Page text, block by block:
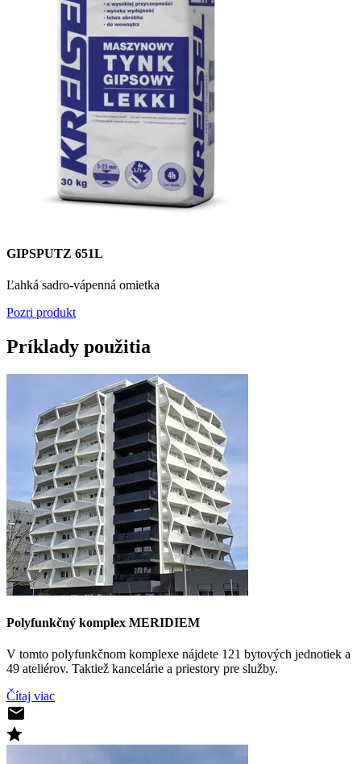
GIPSPUTZ 651L
Ľahká sadro-vápenná omietka
Pozri produkt
Príklady použitia
Polyfunkčný komplex MERIDIEM
V tomto polyfunkčnom komplexe nájdete 121 bytových jednotiek a
49 ateliérov. Taktiež kancelárie a priestory pre služby.
Čítaj viac